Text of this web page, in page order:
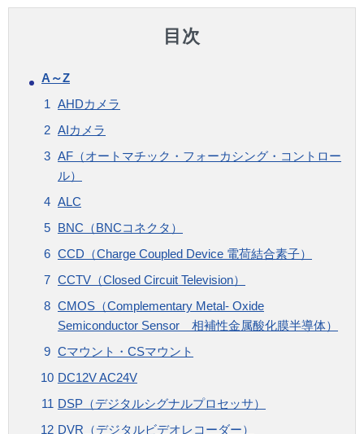
目次
A～Z
AHDカメラ
AIカメラ
AF（オートマチック・フォーカシング・コントロー
ル）
ALC
BNC（BNCコネクタ）
CCD（Charge Coupled Device 電荷結合素子）
CCTV（Closed Circuit Television）
CMOS（Complementary Metal- Oxide
Semiconductor Sensor 相補性金属酸化膜半導体）
Cマウント・CSマウント
DC12V AC24V
DSP（デジタルシグナルプロセッサ）
DVR（デジタルビデオレコーダー）